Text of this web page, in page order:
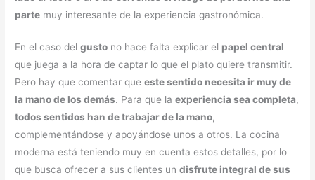
parte muy interesante de la experiencia gastronómica.
En el caso delgusto no hace falta explicar el papel central
que juega a la hora de captar lo que el plato quiere transmitir.
Pero hay que comentar queeste sentido necesita ir muy de
la mano de los demás. Para que laexperiencia sea completa,
todos sentidos han de trabajar de la mano,
complementándose y apoyándose unos a otros. La cocina
moderna está teniendo muy en cuenta estos detalles, por lo
que busca ofrecer a sus clientes undisfrute integral de sus